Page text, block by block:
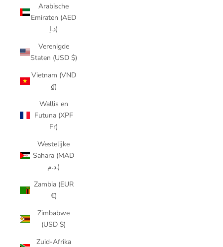
Arabische
Emiraten (AED
د.إ)
Verenigde
Staten (USD $)
Vietnam (VND
₫)
Wallis en
Futuna (XPF
Fr)
Westelijke
Sahara (MAD
د.م.)
Zambia (EUR
€)
Zimbabwe
(USD $)
Zuid-Afrika